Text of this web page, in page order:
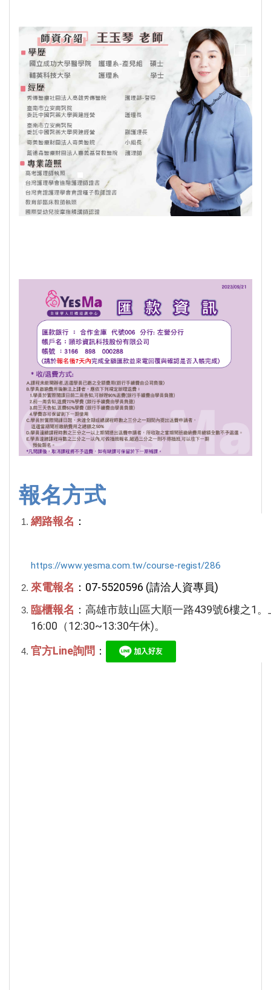
報名方式
網路報名 ：
https://www.yesma.com.tw/course-regist/286
來電報名 ： 07-5520596 (請洽人資專員)
臨櫃報名 ： 高雄市鼓山區大順一路439號6樓之1。
16:00 （12:30~13:30午休)。
官方Line詢問 ：